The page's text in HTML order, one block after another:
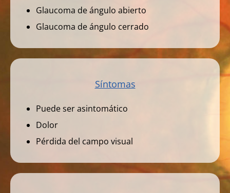
Glaucoma de ángulo abierto
Glaucoma de ángulo cerrado
Síntomas
Puede ser asintomático
Dolor
Pérdida del campo visual